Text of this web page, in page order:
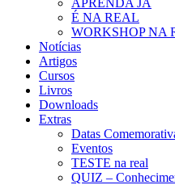
APRENDA JÁ
É NA REAL
WORKSHOP NA
Notícias
Artigos
Cursos
Livros
Downloads
Extras
Datas
Eventos
TESTE na real
QUIZ –